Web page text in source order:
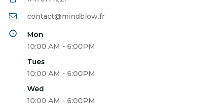
contact@mindblow.fr
Mon
10:00 AM - 6:00PM
Tues
10:00 AM - 6:00PM
Wed
10:00 AM - 6:00PM